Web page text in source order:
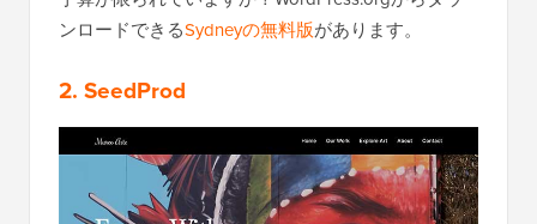
ンロードできるSydneyの無料版があります。
2. SeedProd